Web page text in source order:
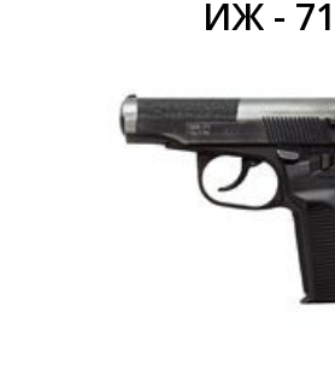
ИЖ - 71